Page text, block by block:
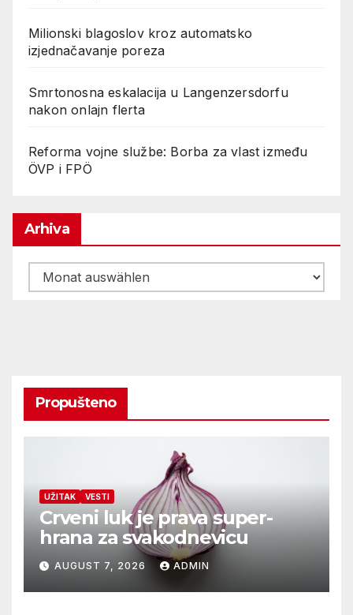
Milionski blagoslov kroz automatsko
izjednačavanje poreza
Smrtonosna eskalacija u Langenzersdorfu
nakon onlajn flerta
Reforma vojne službe: Borba za vlast između
ÖVP i FPÖ
Arhiva
Arhiva
Propušteno
UŽITAK VESTI
Crveni luk je prava super-
hrana za svakodnevicu
AUGUST 7, 2026 ADMIN